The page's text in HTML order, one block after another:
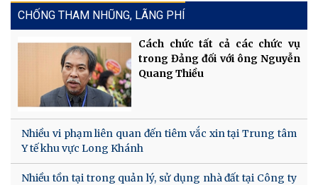
CHỐNG THAM NHŨNG, LÃNG PHÍ
Cách chức tất cả các chức vụ
trong Đảng đối với ông Nguyễn
Quang Thiều
Nhiều vi phạm liên quan đến tiêm vắc xin tại Trung tâm
Y tế khu vực Long Khánh
Nhiều tồn tại trong quản lý, sử dụng nhà đất tại Công ty